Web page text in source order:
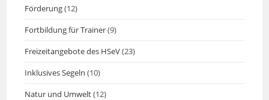
Förderung(12)
Fortbildung für Trainer(9)
Freizeitangebote des HSeV(23)
Inklusives Segeln (10)
Natur und Umwelt(12)